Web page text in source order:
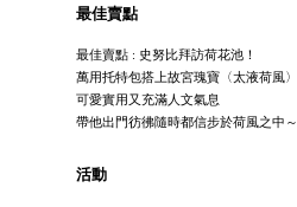
最佳賣點
最佳賣點 : 史努比拜訪荷花池！
萬用托特包搭上故宮瑰寶〈太液荷風〉
可愛實用又充滿人文氣息
帶他出門彷彿隨時都信步於荷風之中～
活動